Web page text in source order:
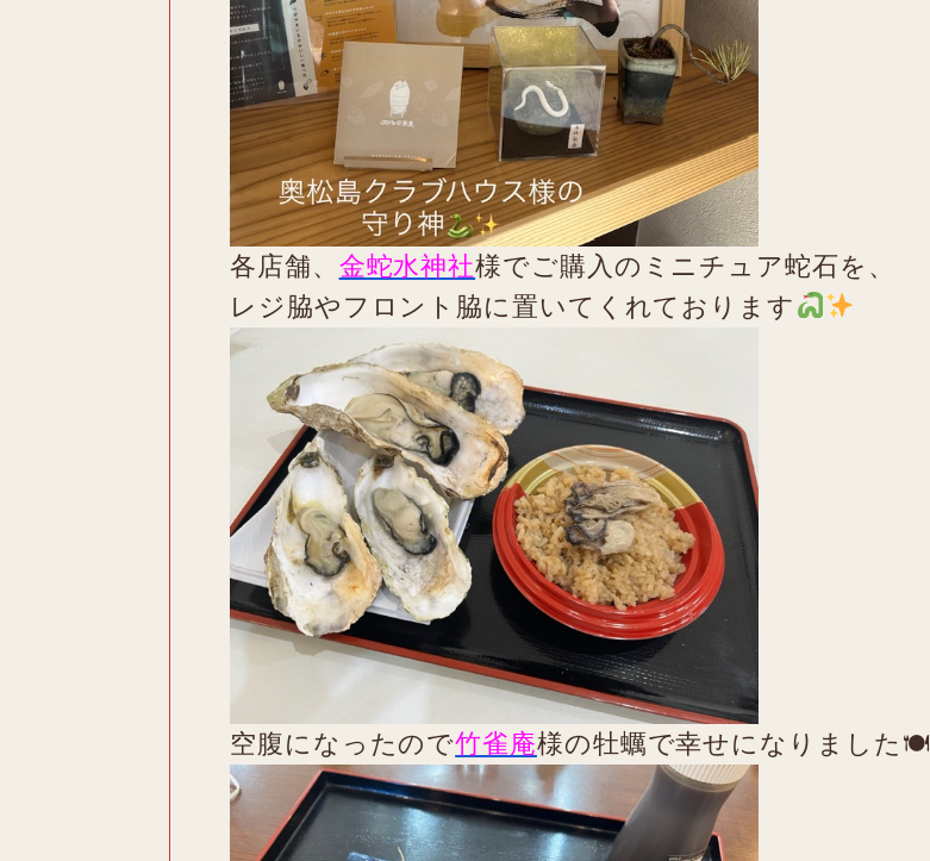
各店舗、 金蛇水神社様でご購入のミニチュア蛇石を、
レジ脇やフロント脇に置いてくれております
空腹になったので竹雀庵様の牡蠣で幸せになりました🍽